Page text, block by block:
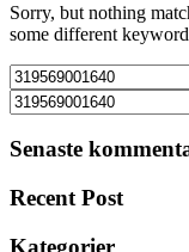
Sorry, but nothing
some different
Senaste
Recent Post
Kategorier